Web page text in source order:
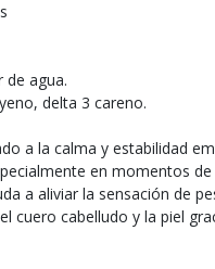
de agua.
delta 3 careno.
a la calma y estabilidad
en momentos
a aliviar la sensación de
cuero cabelludo y la piel